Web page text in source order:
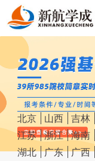
北京
山西 吉林
江苏 浙江 海南
湖北 广东 广西